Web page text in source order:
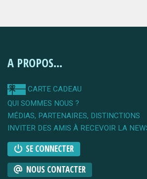
A PROPOS...
CARTE CADEAU
QUI SOMMES NOUS ?
MÉDIAS, PARTENAIRES, DISTINCTIONS
INVITER DES AMIS À RECEVOIR LA
SE CONNECTER
NOUS CONTACTER